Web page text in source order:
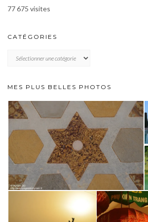
77 675 visites
CATÉGORIES
MES PLUS BELLES PHOTOS